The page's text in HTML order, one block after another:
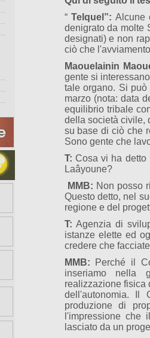
“Telquel”: Alcune
denigrato da molte
designati) e non
ciò che
Maouelainin
gente si
tale organo. Si
marzo (nota: data
equilibrio tribale
della società civile,
su base di ciò che
Sono gente che
T: Cosa vi ha
Laâyoune?
MMB: Non posso
Questo detto, nel
regione e del
T: Agenzia di
istanze elette ed
credere che
MMB: Perché il
inseriamo nella
realizzazione fisica
dell'autonomia.
produzione di
l'impressione che
lasciato da un